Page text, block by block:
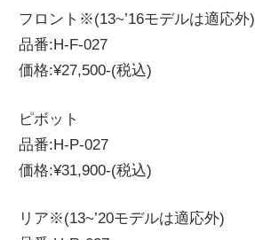
フロント※(13~’16モデルは適応外)
品番:H-F-027
価格:¥27,500-(税込)
ピボット
品番:H-P-027
価格:¥31,900-(税込)
リア※(13~’20モデルは適応外)